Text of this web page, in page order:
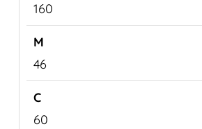
160
46
60